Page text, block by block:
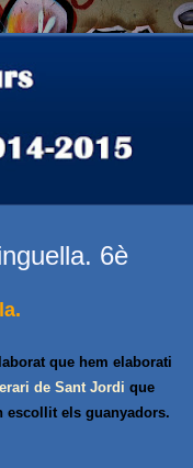
6è
que hem elaborati
de Sant Jordi que
escollit els guanyadors.